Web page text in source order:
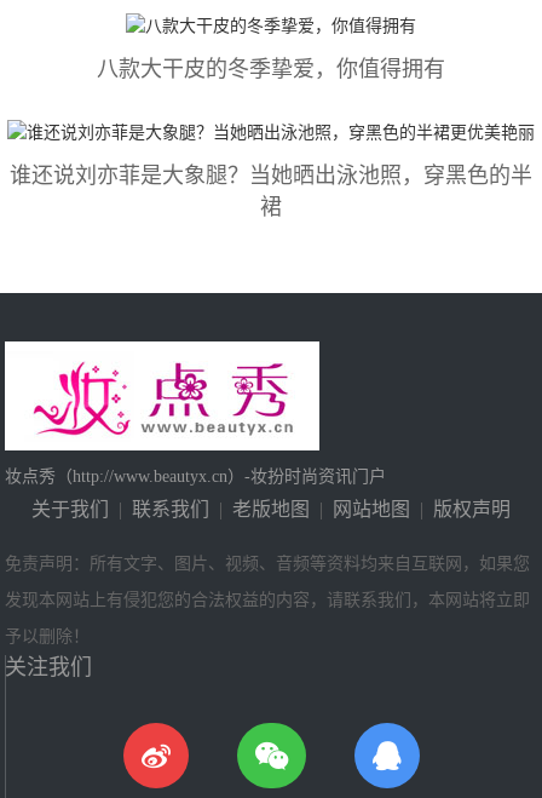
八款大干皮的冬季挚爱，你值得拥有
谁还说刘亦菲是大象腿？当她晒出泳池照，穿黑色的半
裙
妆点秀（http://www.beautyx.cn）-妆扮时尚资讯门户
关于我们 | 联系我们 | 老版地图 | 网站地图 | 版权声明
免责声明：所有文字、图片、视频、音频等资料均来自互联网，如果您
发现本网站上有侵犯您的合法权益的内容，请联系我们，本网站将立即
予以删除！
关注我们